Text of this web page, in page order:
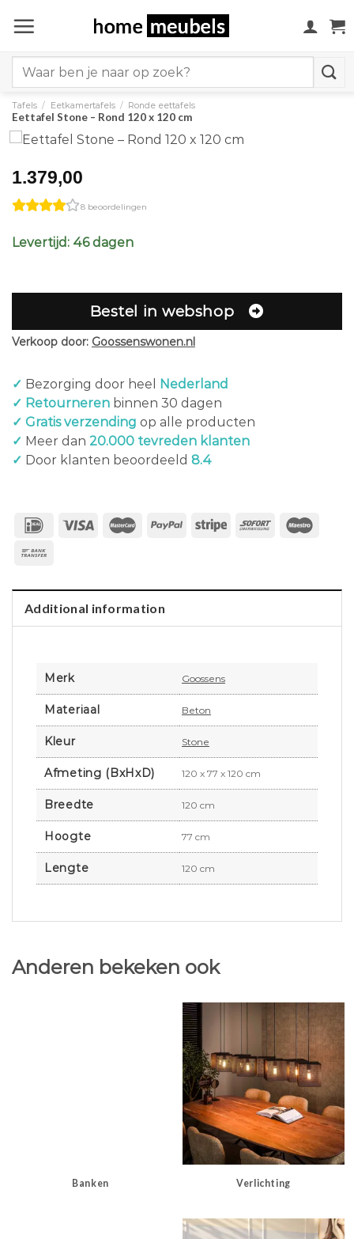
naar
for:
Tafels / Eetkamertafels / Ronde eettafels
Eettafel Stone – Rond 120 x 120 cm
1.379,00
8 beoordelingen
Levertijd: 46 dagen
Bestel in webshop
Verkoop door: Goossenswonen.nl
✓ Bezorging door heel
Nederland
✓ Retourneren binnen 30 dagen
✓ Gratis verzending op alle producten
✓ Meer dan 20.000 tevreden klanten
✓ Door klanten beoordeeld 8.4
Additional information
Merk Goossens
Materiaal Beton
Kleur Stone
Afmeting (BxHxD) 120 x 77 x 120 cm
Breedte 120 cm
Hoogte 77 cm
Lengte 120 cm
Anderen bekeken ook
Banken Verlichting